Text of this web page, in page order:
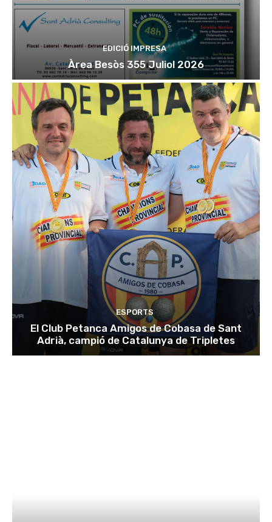
EDICIÓ IMPRESA
Àrea Besòs 355 Juliol 2026
ESPORTS
El Club Petanca Amigos de Cobasa de Sant
Adrià, campió de Catalunya de Tripletes